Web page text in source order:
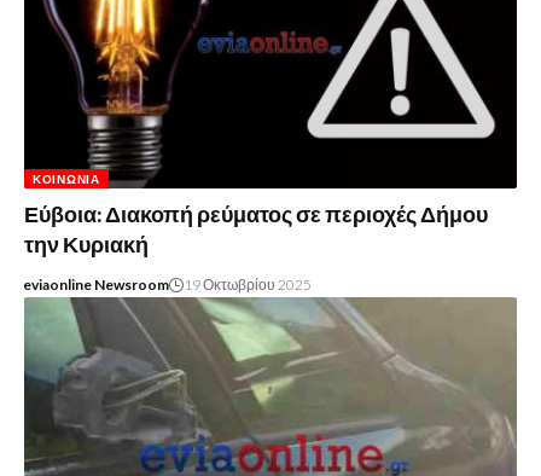
ΚΟΙΝΩΝΊΑ
Εύβοια: Διακοπή ρεύματος σε περιοχές Δήμου
την Κυριακή
eviaonline Newsroom 19 Οκτωβρίου 2025